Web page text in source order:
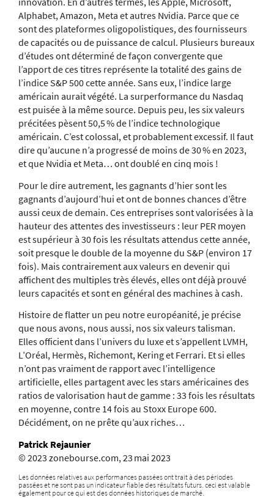
Alphabet, Amazon, Meta et autres Nvidia. Parce que ce
sont des plateformes oligopolistiques, des fournisseurs
de capacités ou de puissance de calcul. Plusieurs bureaux
d’études ont déterminé de façon convergente que
l’apport de ces titres représente la totalité des gains de
l’indice S&P 500 cette année. Sans eux, l’indice large
américain aurait végété. La surperformance du Nasdaq
est puisée à la même source. Depuis peu, les six valeurs
précitées pèsent 50,5 % de l’indice technologique
américain. C’est colossal, et probablement excessif. Il faut
dire qu’aucune n’a progressé de moins de 30 % en 2023,
et que Nvidia et Meta… ont doublé en cinq mois !
Pour le dire autrement, les gagnants d’hier sont les
gagnants d’aujourd’hui et ont de bonnes chances d’être
aussi ceux de demain. Ces entreprises sont valorisées à la
hauteur des attentes des investisseurs : leur PER moyen
est supérieur à 30 fois les résultats attendus cette année,
soit presque le double de la moyenne du S&P (environ 17
fois). Mais contrairement aux valeurs en devenir qui
affichent des multiples très élevés, elles ont déjà prouvé
leurs capacités et sont en général des machines à cash.
Histoire de flatter un peu notre européanité, je précise
que nous avons, nous aussi, nos six valeurs talisman.
Elles officient dans l’univers du luxe et s’appellent LVMH,
L’Oréal, Hermès, Richemont, Kering et Ferrari. Et si elles
n’ont pas vraiment de rapport avec l’intelligence
artificielle, elles partagent avec les stars américaines des
ratios de valorisation haut de gamme : 33 fois les résultats
en moyenne, contre 14 fois au Stoxx Europe 600.
Décidément, on ne prête qu’aux riches…
Patrick Rejaunier
© 2023 zonebourse.com, 23 mai 2023
Les données relatives aux performances passées ont trait à des périodes
passées et ne sont pas un indicateur fiable des résultats futurs. ceci est valable
également pour ce qui est des données historiques de marché.